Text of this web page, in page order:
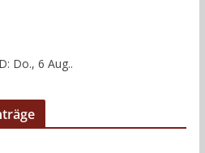
: Do., 6 Aug..